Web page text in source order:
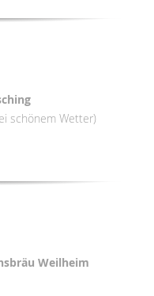
schönem Wetter)
Weilheim